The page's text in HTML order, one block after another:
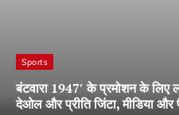
Sports
बंटवारा 1947′ के प्रमोशन के
देओल और प्रीति जिंटा, मीडिया